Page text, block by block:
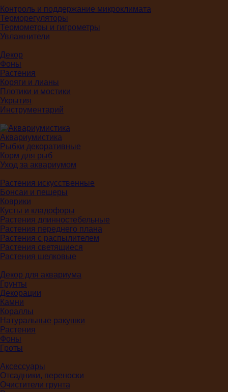
Контроль и поддержание микроклимата
Терморегуляторы
Термометры и гигрометры
Увлажнители
Декор
Фоны
Растения
Коряги и лианы
Плотики и мостики
Укрытия
Инструментарий
Аквариумистика
Рыбки декоративные
Корм для рыб
Уход за аквариумом
Растения искусственные
Бонсаи и пещеры
Коврики
Кусты и кладофоры
Растения длинностебельные
Растения переднего плана
Растения с распылителем
Растения светящиеся
Растения шелковые
Декор для аквариума
Грунты
Декорации
Камни
Кораллы
Натуральные ракушки
Растения
Фоны
Гроты
Аксессуары
Отсадники, переноски
Очистители грунта